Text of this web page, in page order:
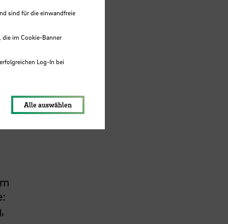
sind für die einwandfreie
die im Cookie-Banner
Log-In bei
Alle auswählen